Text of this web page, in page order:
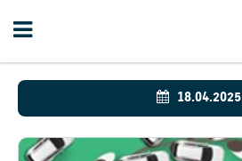
18.04.2025